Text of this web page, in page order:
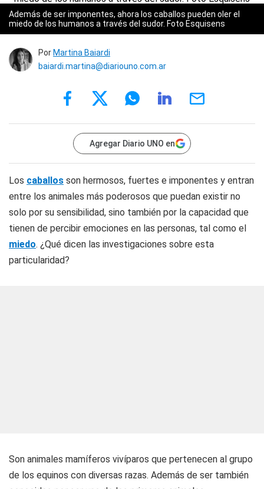
Además de ser imponentes, ahora los caballos pueden oler el
miedo de los humanos a través del sudor. Foto Esquisens
Por Martina Baiardi
baiardi.martina@diariouno.com.ar
Agregar Diario UNO en
Los caballos son hermosos, fuertes e imponentes y entran
entre los animales más poderosos que puedan existir no
solo por su sensibilidad, sino también por la capacidad que
tienen de percibir emociones en las personas, tal como el
miedo. ¿Qué dicen las investigaciones sobre esta
particularidad?
Son animales mamíferos vivíparos que pertenecen al grupo
de los equinos con diversas razas. Además de ser también